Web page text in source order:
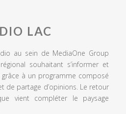
LAC
au sein de MediaOne Group
souhaitant s’informer et
à un programme composé
de partage d’opinions. Le retour
vient compléter le paysage